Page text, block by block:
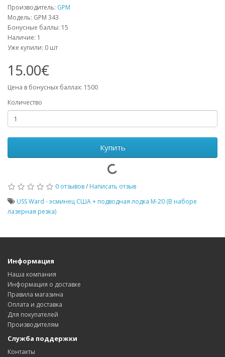
Производитель: GPM
Модель: GPM 343
Бонусные баллы: 15
Наличие: 1
Уже купили: 0 шт
15.00€
Цена в бонусных баллах: 1500
Количество
Купить
0 отзывов/ Написать отзыв
USS Ward - эсминец США + подводная лодка М-20 (В наборе
лазерная резка)
Информация
Наша компания
Информация о доставке
Правила магазина
Оплата и доставка
Для покупателей
Производителям
Служба поддержки
Контакты